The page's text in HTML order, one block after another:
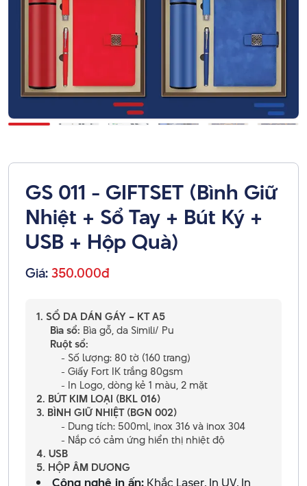
GS 011 - GIFTSET (Bình Giữ
Nhiệt + Sổ Tay + Bút Ký +
USB + Hộp Quà)
Giá:350.000đ
1. SỔ DA DÁN GÁY – KT A5
Bìa sổ: Bìa gỗ, da Simili/ Pu
Ruột sổ:
- Số lượng: 80 tờ (160 trang)
- Giấy Fort IK trắng 80gsm
- In Logo, dòng kẻ 1 màu, 2 mặt
2. BÚT KIM LOẠI (BKL 016)
3. BÌNH GIỮ NHIỆT (BGN 002)
- Dung tích: 500ml, inox 316 và inox 304
- Nắp có cảm ứng hiển thị nhiệt độ
4. USB
5. HỘP ÂM DƯƠNG
Công nghệ in ấn: Khắc Laser, In UV, In